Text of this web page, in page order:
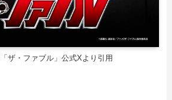
ザ・ファブル」公式Xより引用